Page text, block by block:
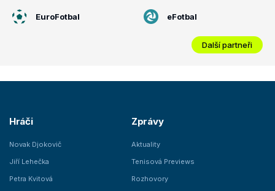
EuroFotbal eFotbal
Další partneři
Hráči
Novak Djokovič
Jiří Lehečka
Petra Kvitová
Zprávy
Aktuality
Tenisová Previews
Rozhovory